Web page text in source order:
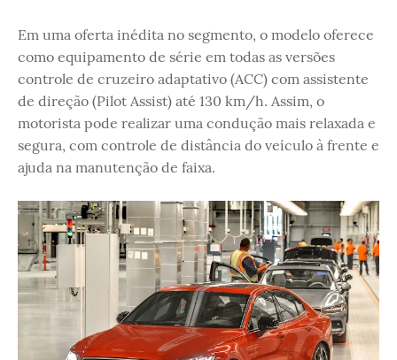
Em uma oferta inédita no segmento, o modelo oferece
como equipamento de série em todas as versões
controle de cruzeiro adaptativo (ACC) com assistente
de direção (Pilot Assist) até 130 km/h. Assim, o
motorista pode realizar uma condução mais relaxada e
segura, com controle de distância do veículo à frente e
ajuda na manutenção de faixa.